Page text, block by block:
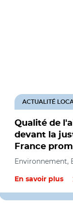
Qualité de
devant la
France
ACTUALITÉ
Environnement,
En savoir plus